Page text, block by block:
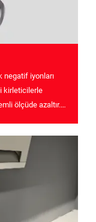
negatif iyonları
kirleticilerle
ölçüde azaltır.